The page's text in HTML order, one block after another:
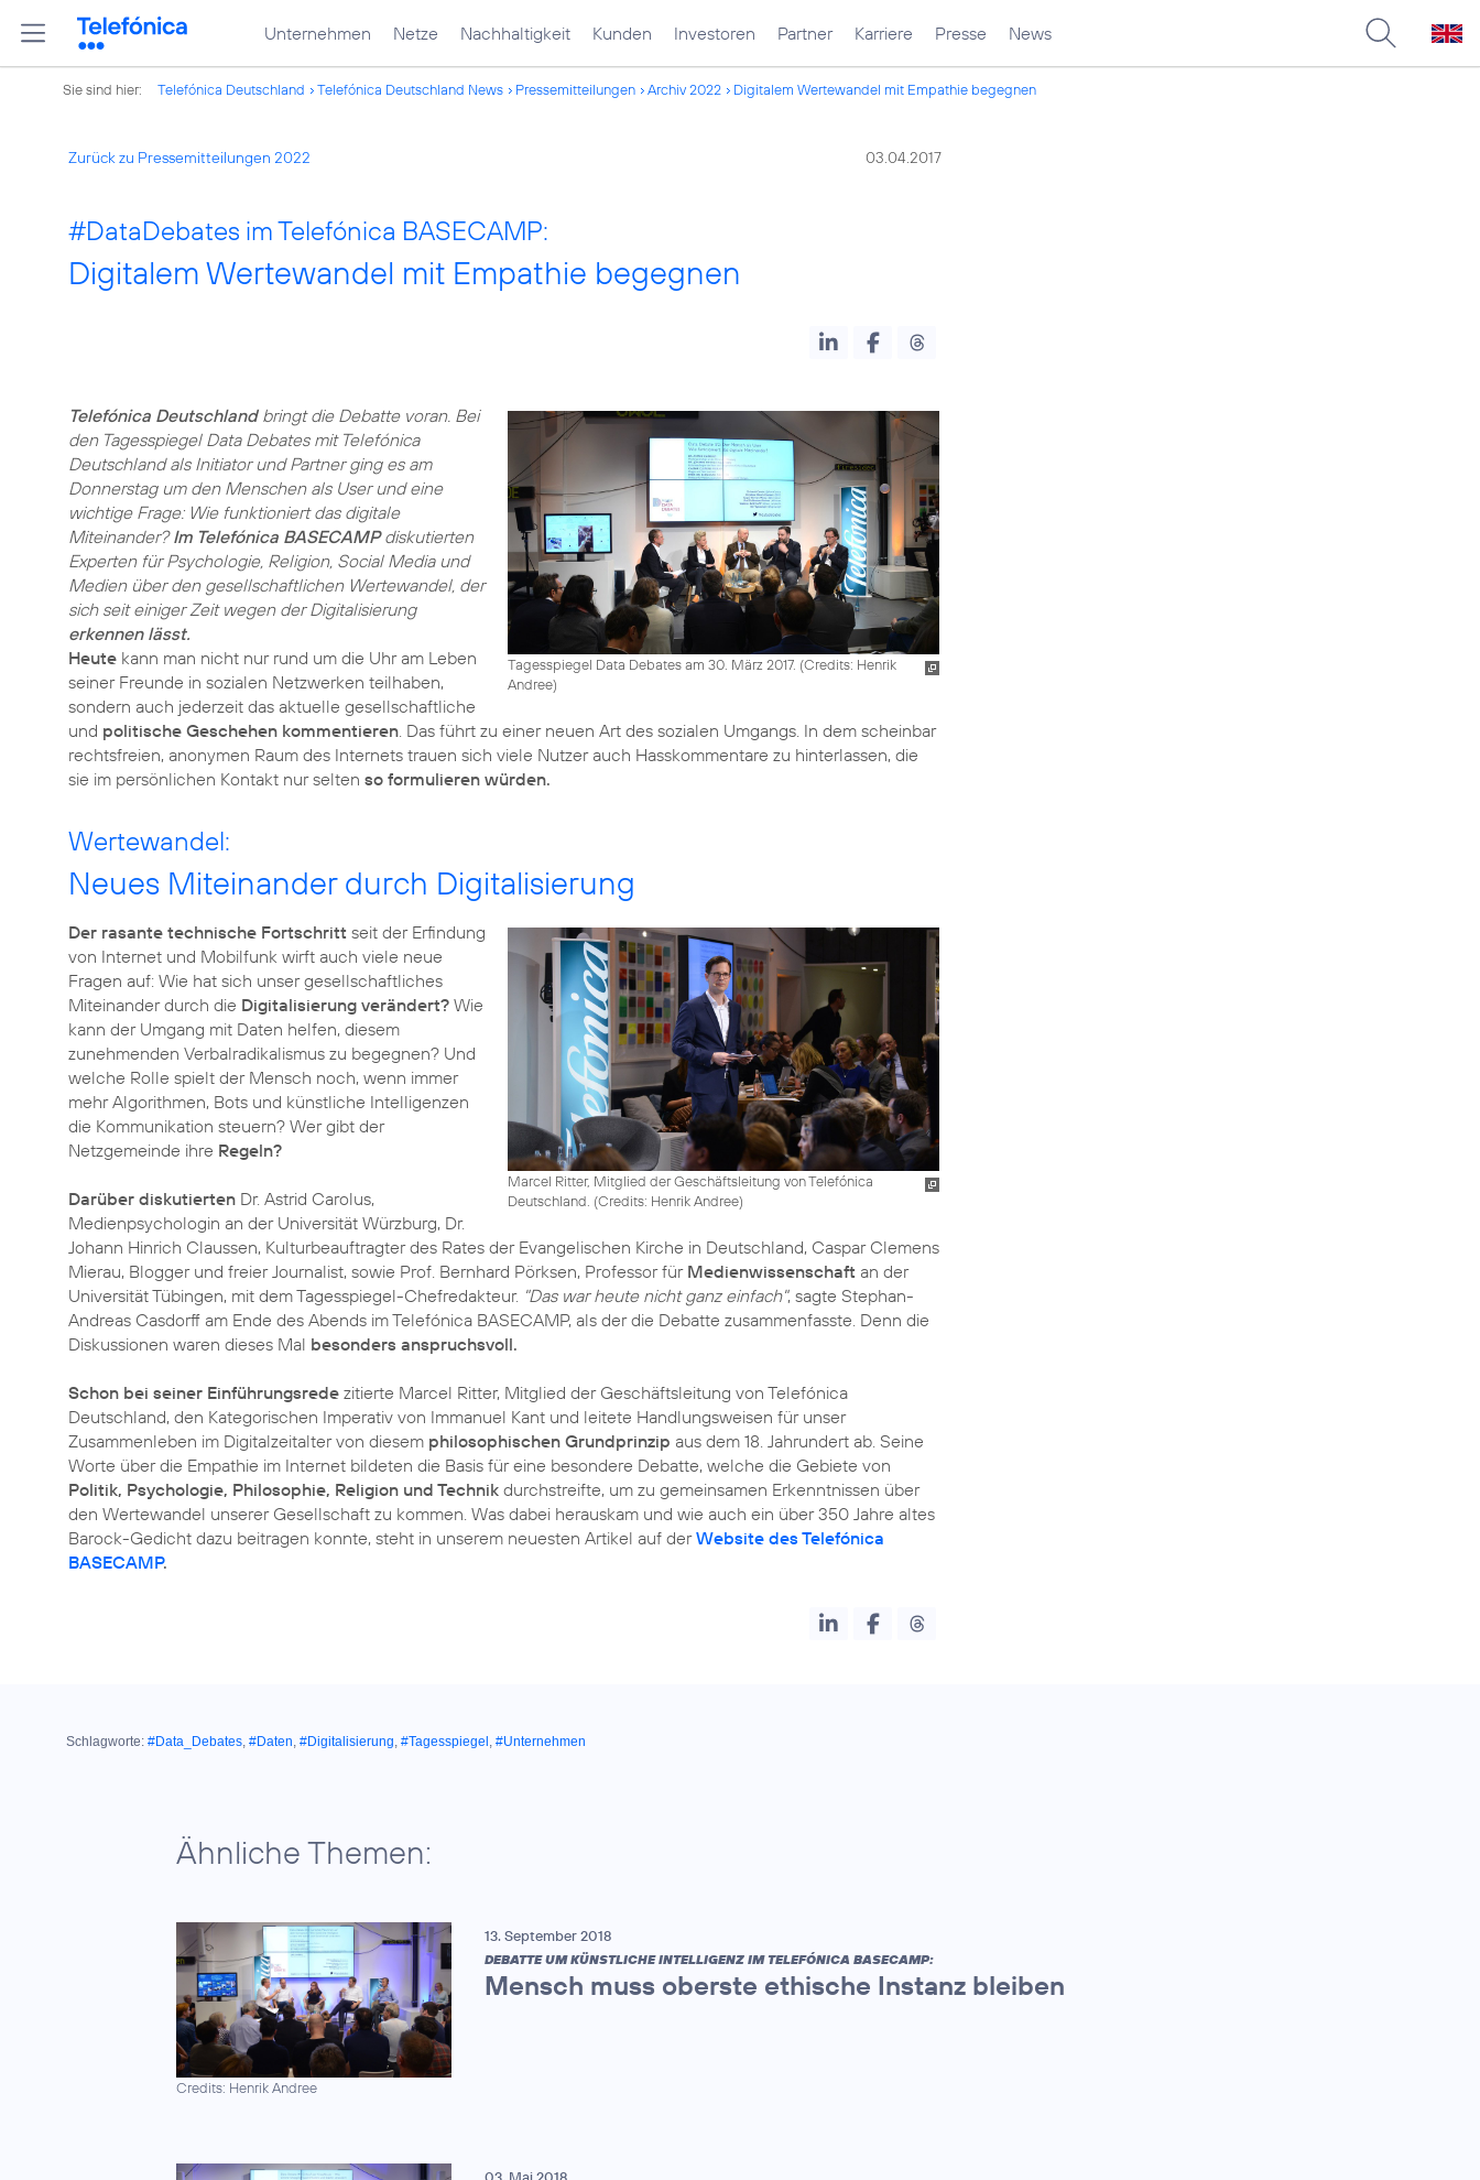
Unternehmen Netze Nachhaltigkeit Kunden Investoren Partner Karriere Presse News
Sie sind hier: Telefónica Deutschland Telefónica Deutschland News Pressemitteilungen Archiv 2022 Digitalem Wertewandel mit Empathie begegnen
Zurück zu Pressemitteilungen 2022 03.04.2017
#DataDebates im Telefónica BASECAMP:
Digitalem Wertewandel mit Empathie begegnen
Tagesspiegel Data Debates am 30. März 2017. (Credits: Henrik
Andree)
Telefónica Deutschlandbringt die Debatte voran. Bei
den Tagesspiegel Data Debates mit Telefónica
Deutschland als Initiator und Partner ging es am
Donnerstag um den Menschen als User und eine
wichtige Frage: Wie funktioniert das digitale
Miteinander?Im Telefónica BASECAMPdiskutierten
Experten für Psychologie, Religion, Social Media und
Medien über den gesellschaftlichen Wertewandel, der
sich seit einiger Zeit wegen der Digitalisierung
erkennen lässt.
Heute kann man nicht nur rund um die Uhr am Leben
seiner Freunde in sozialen Netzwerken teilhaben,
sondern auch jederzeit das aktuelle gesellschaftliche
und politische Geschehen kommentieren. Das führt zu einer neuen Art des sozialen Umgangs. In dem scheinbar
rechtsfreien, anonymen Raum des Internets trauen sich viele Nutzer auch Hasskommentare zu hinterlassen, die
sie im persönlichen Kontakt nur selten so formulieren würden.
Wertewandel:
Neues Miteinander durch Digitalisierung
Marcel Ritter, Mitglied der Geschäftsleitung von Telefónica
Deutschland. (Credits: Henrik Andree)
Der rasante technische Fortschritt seit der Erfindung
von Internet und Mobilfunk wirft auch viele neue
Fragen auf: Wie hat sich unser gesellschaftliches
Miteinander durch die Digitalisierung verändert? Wie
kann der Umgang mit Daten helfen, diesem
zunehmenden Verbalradikalismus zu begegnen? Und
welche Rolle spielt der Mensch noch, wenn immer
mehr Algorithmen, Bots und künstliche Intelligenzen
die Kommunikation steuern? Wer gibt der
Netzgemeinde ihre Regeln?
Darüber diskutierten Dr. Astrid Carolus,
Medienpsychologin an der Universität Würzburg, Dr.
Johann Hinrich Claussen, Kulturbeauftragter des Rates der Evangelischen Kirche in Deutschland, Caspar Clemens
Mierau, Blogger und freier Journalist, sowie Prof. Bernhard Pörksen, Professor für Medienwissenschaft an der
Universität Tübingen, mit dem Tagesspiegel-Chefredakteur. "Das war heute nicht ganz einfach", sagte Stephan-
Andreas Casdorff am Ende des Abends im Telefónica BASECAMP, als der die Debatte zusammenfasste. Denn die
Diskussionen waren dieses Mal besonders anspruchsvoll.
Schon bei seiner Einführungsrede zitierte Marcel Ritter, Mitglied der Geschäftsleitung von Telefónica
Deutschland, den Kategorischen Imperativ von Immanuel Kant und leitete Handlungsweisen für unser
Zusammenleben im Digitalzeitalter von diesem philosophischen Grundprinzip aus dem 18. Jahrundert ab. Seine
Worte über die Empathie im Internet bildeten die Basis für eine besondere Debatte, welche die Gebiete von
Politik, Psychologie, Philosophie, Religion und Technik durchstreifte, um zu gemeinsamen Erkenntnissen über
den Wertewandel unserer Gesellschaft zu kommen. Was dabei herauskam und wie auch ein über 350 Jahre altes
Barock-Gedicht dazu beitragen konnte, steht in unserem neuesten Artikel auf derWebsite des Telefónica
BASECAMP.
Schlagworte: #Data_Debates, #Daten, #Digitalisierung, #Tagesspiegel , #Unternehmen
Ähnliche Themen:
Credits: Henrik Andree
13. September 2018
DEBATTE UM KÜNSTLICHE INTELLIGENZ IM TELEFÓNICA BASECAMP:
Mensch muss oberste ethische Instanz bleiben
03. Mai 2018